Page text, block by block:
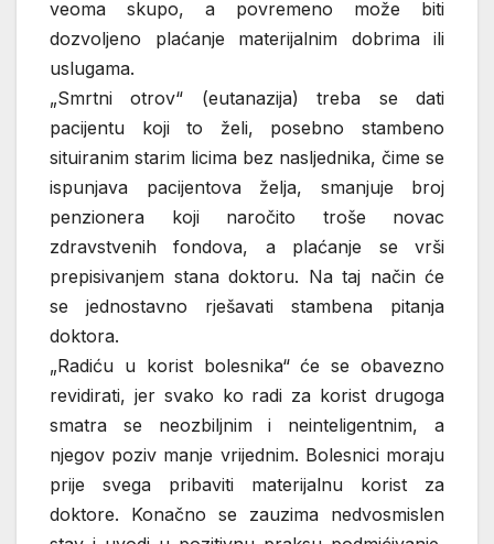
veoma skupo, a povremeno može biti
dozvoljeno plaćanje materijalnim dobrima ili
uslugama.
„Smrtni otrov“ (eutanazija) treba se dati
pacijentu koji to želi, posebno stambeno
situiranim starim licima bez nasljednika, čime se
ispunjava pacijentova želja, smanjuje broj
penzionera koji naročito troše novac
zdravstvenih fondova, a plaćanje se vrši
prepisivanjem stana doktoru. Na taj način će
se jednostavno rješavati stambena pitanja
doktora.
„Radiću u korist bolesnika“ će se obavezno
revidirati, jer svako ko radi za korist drugoga
smatra se neozbiljnim i neinteligentnim, a
njegov poziv manje vrijednim. Bolesnici moraju
prije svega pribaviti materijalnu korist za
doktore. Konačno se zauzima nedvosmislen